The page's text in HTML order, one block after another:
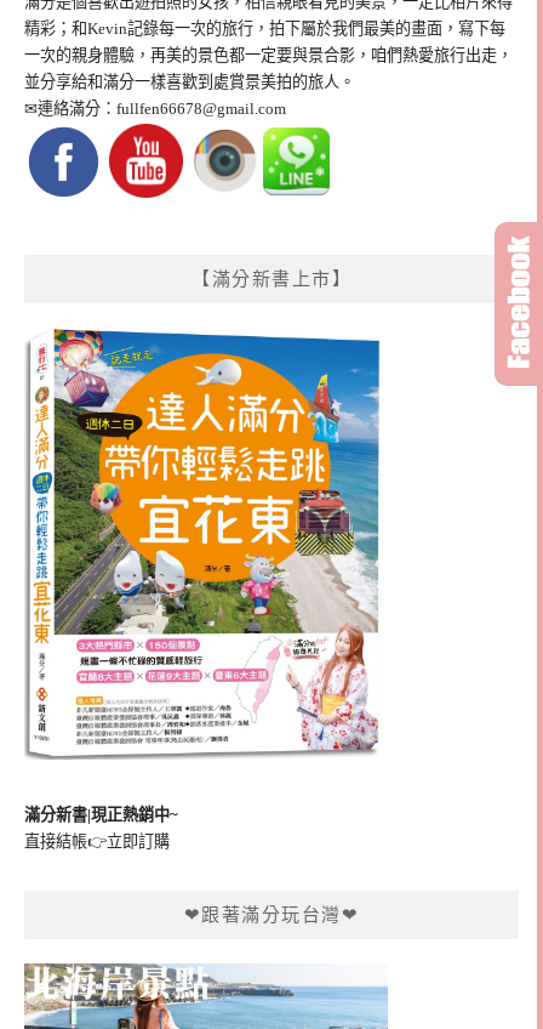
精彩；和Kevin記錄每一次的旅行，拍下屬於我們最美的畫面，寫下每
一次的親身體驗，再美的景色都一定要與景合影，咱們熱愛旅行出走，
並分享給和滿分一樣喜歡到處賞景美拍的旅人。
✉連絡滿分： fullfen66678@gmail.com
【滿分新書上市】
滿分新書|現正熱銷中~
直接結帳👉立即訂購
❤跟著滿分玩台灣❤